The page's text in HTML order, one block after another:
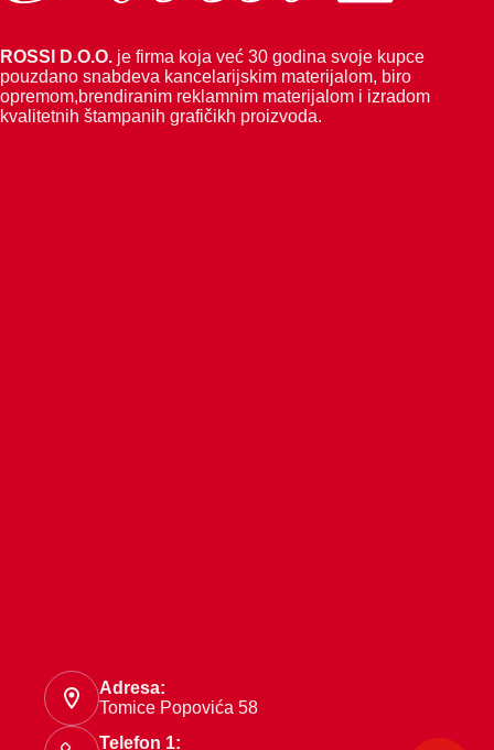
ROSSI D.O.O. je firma koja već 30 godina svoje kupce
pouzdano snabdeva kancelarijskim materijalom, biro
opremom,brendiranim reklamnim materijalom i izradom
kvalitetnih štampanih grafičikh proizvoda.
Adresa:
Tomice Popovića 58
Telefon 1: